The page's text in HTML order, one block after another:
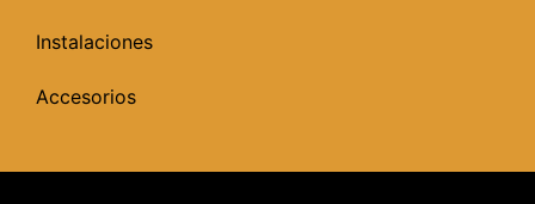
Instalaciones
Accesorios